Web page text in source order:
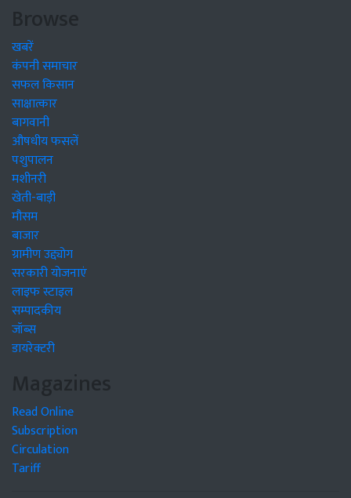
Browse
खबरें
कंपनी समाचार
सफल किसान
साक्षात्कार
बागवानी
औषधीय फसलें
पशुपालन
मशीनरी
खेती-बाड़ी
मौसम
बाजार
ग्रामीण उद्द्योग
सरकारी योजनाएं
लाइफ स्टाइल
सम्पादकीय
जॉब्स
डायरेक्टरी
Magazines
Read Online
Subscription
Circulation
Tariff